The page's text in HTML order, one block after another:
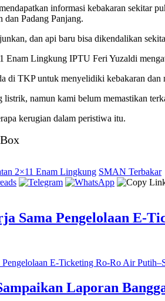
informasi kebakaran sekitar
dan Padang Panjang.
dan api baru bisa dikendalikan
Enam Lingkung IPTU Feri Yuzaldi
di TKP untuk menyelidiki kebakaran dan
listrik, namun kami belum memastikan
kerugian dalam peristiwa itu.
2×11 Enam Lingkung SMAN Terbakar
Sama Pengelolaan E-
Laporan